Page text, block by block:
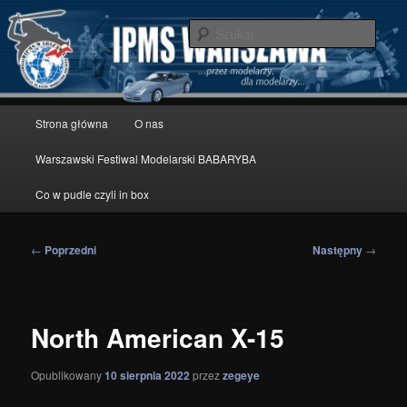
Przeskocz
do
tekstu
IPMS Warszawa
modelarstwo redukcyjne
Strona główna O nas
Warszawski Festiwal Modelarski BABARYBA
Co w pudle czyli in box
Nawigacja
← Poprzedni Następny →
North American X-15
Opublikowany10 sierpnia 2022przezzegeye